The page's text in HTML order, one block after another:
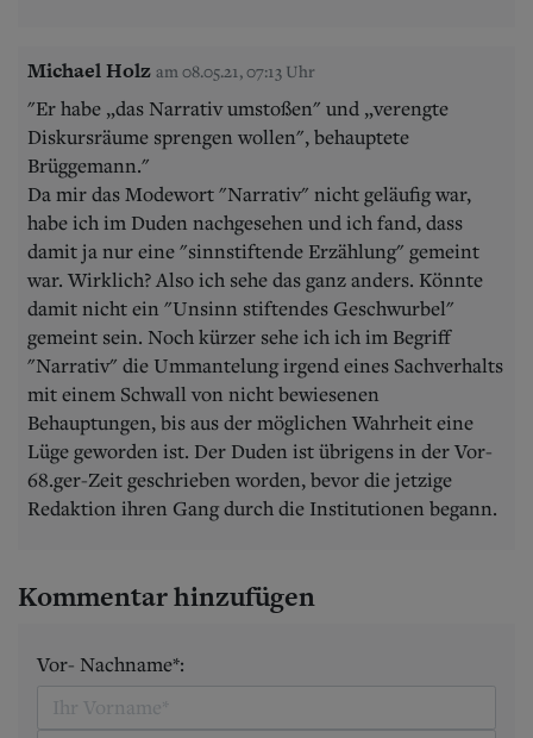
Michael Holz am 08.05.21, 07:13 Uhr
"Er habe „das Narrativ umstoßen" und „verengte
Diskursräume sprengen wollen", behauptete
Brüggemann."
Da mir das Modewort "Narrativ" nicht geläufig war,
habe ich im Duden nachgesehen und ich fand, dass
damit ja nur eine "sinnstiftende Erzählung" gemeint
war. Wirklich? Also ich sehe das ganz anders. Könnte
damit nicht ein "Unsinn stiftendes Geschwurbel"
gemeint sein. Noch kürzer sehe ich ich im Begriff
"Narrativ" die Ummantelung irgend eines Sachverhalts
mit einem Schwall von nicht bewiesenen
Behauptungen, bis aus der möglichen Wahrheit eine
Lüge geworden ist. Der Duden ist übrigens in der Vor-
68.ger-Zeit geschrieben worden, bevor die jetzige
Redaktion ihren Gang durch die Institutionen begann.
Kommentar hinzufügen
Vor- Nachname*: